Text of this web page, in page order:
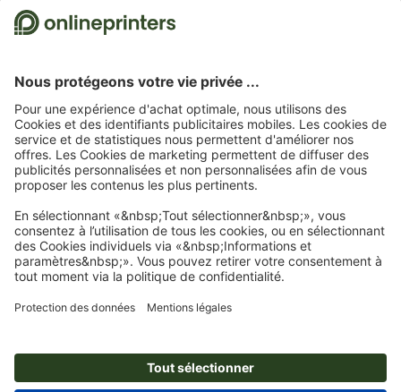
Nous utilisons Trustpilot comme prestataire indépendant pour collecter des
évaluations. Vous trouvereziciles mesures prises par Trustpilot pour garantir
Page d'accueil Signalétique & PLV Publicité extérieure
Drapeaux
Giantpole
Giantpole, seulement impression
À propos de nous
L'entreprise
Presse
Service
15 %